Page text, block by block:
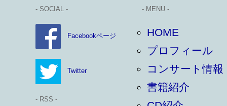
- SOCIAL -
Facebookページ
Twitter
- RSS -
- MENU -
HOME
プロフィール
コンサート情報
書籍紹介